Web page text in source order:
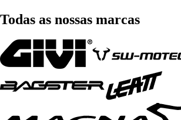
Todas as nossas marcas